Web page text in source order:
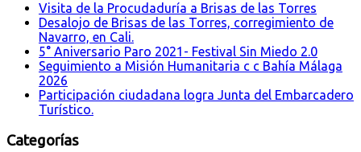
Visita de la Procudaduría a Brisas de las Torres
Desalojo de Brisas de las Torres, corregimiento de
Navarro, en Cali.
5° Aniversario Paro 2021- Festival Sin Miedo 2.0
Seguimiento a Misión Humanitaria c c Bahía Málaga
2026
Participación ciudadana logra Junta del Embarcadero
Turístico.
Categorías